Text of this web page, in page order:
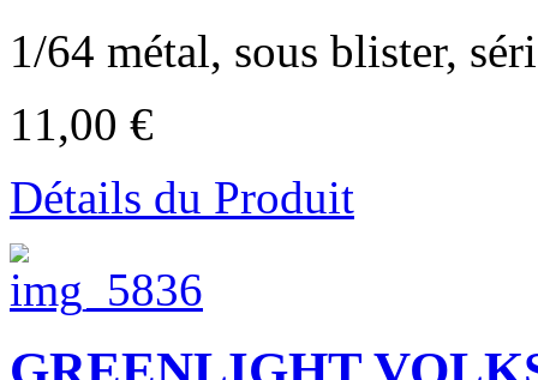
1/64 métal, sous blister,
11,00 €
Détails du Produit